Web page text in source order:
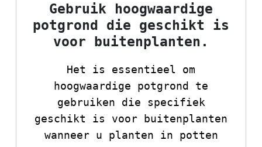
Gebruik hoogwaardige
potgrond die geschikt is
voor buitenplanten.
Het is essentieel om
hoogwaardige potgrond te
gebruiken die specifiek
geschikt is voor buitenplanten
wanneer u planten in potten